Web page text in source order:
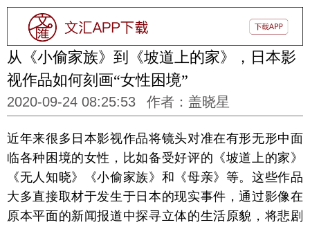
从《小偷家族》到《坡道上的家》，日本影
视作品如何刻画“女性困境”
2020-09-24 08:25:53 作者：盖晓星
近年来很多日本影视作品将镜头对准在有形无形中面
临各种困境的女性，比如备受好评的《坡道上的家》
《无人知晓》《小偷家族》和《母亲》等。这些作品
大多直接取材于发生于日本的现实事件，通过影像在
原本平面的新闻报道中探寻立体的生活原貌，将悲剧